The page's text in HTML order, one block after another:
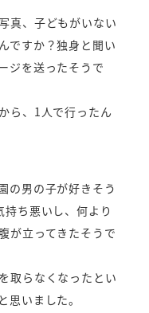
真、子どもがいない
ですか？独身と聞い
ジを送ったそうで
ら、1人で行ったん
の男の子が好きそう
ち悪いし、何より
が立ってきたそうで
取らなくなったとい
思いました。